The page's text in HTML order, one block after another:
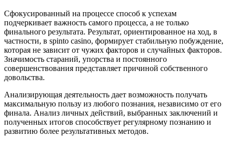
Сфокусированный на процессе способ к успехам
подчеркивает важность самого процесса, а не только
финального результата. Результат, ориентированное на ход, в
частности, в spinto casino, формирует стабильную побуждение,
которая не зависит от чужих факторов и случайных факторов.
Значимость стараний, упорства и постоянного
совершенствования представляет причиной собственного
довольства.
Анализирующая деятельность дает возможность получать
максимальную пользу из любого познания, независимо от его
финала. Анализ личных действий, выбранных заключений и
полученных итогов способствует регулярному познанию и
развитию более результативных методов.